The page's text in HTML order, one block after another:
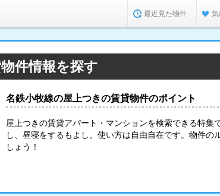
最近見た物件 気
件情報を探す
名鉄小牧線の屋上つきの賃貸物件のポイント
屋上つきの賃貸アパート・マンションを検索できる特集
し、昼寝をするもよし。使い方は自由自在です。物件の
しょう！